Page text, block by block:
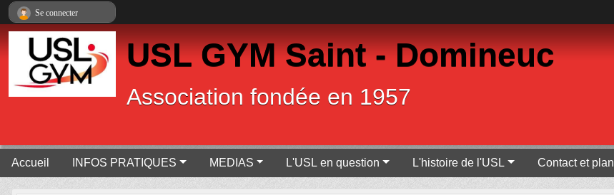
USL GYM Saint - Domineuc
Association fondée en 1957
Accueil INFOS PRATIQUES MEDIAS L'USL en question L'histoire de l'USL Contact et plan
Se connecter
Panneau de gestion des cookies